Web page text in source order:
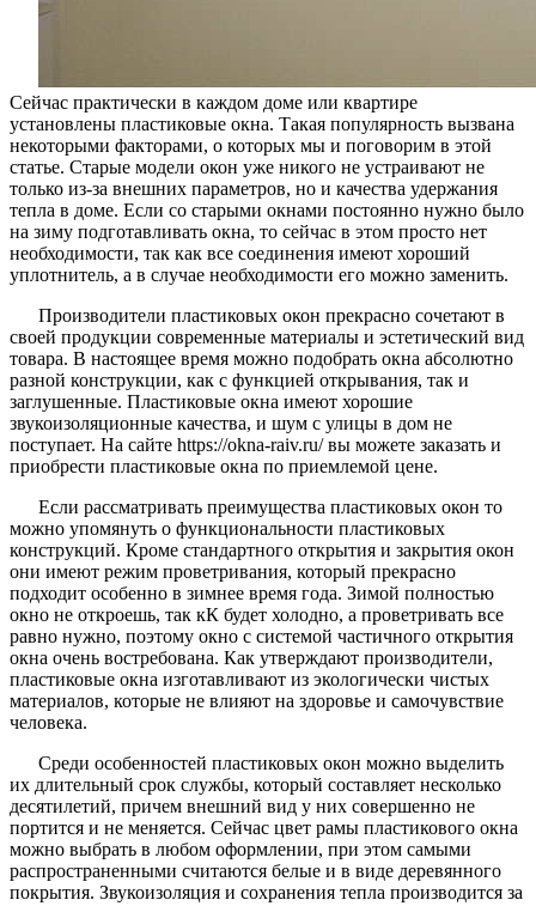
Сейчас практически в каждом доме или квартире
установлены пластиковые окна. Такая популярность вызвана
некоторыми факторами, о которых мы и поговорим в этой
статье. Старые модели окон уже никого не устраивают не
только из-за внешних параметров, но и качества удержания
тепла в доме. Если со старыми окнами постоянно нужно было
на зиму подготавливать окна, то сейчас в этом просто нет
необходимости, так как все соединения имеют хороший
уплотнитель, а в случае необходимости его можно заменить.
Производители пластиковых окон прекрасно сочетают в
своей продукции современные материалы и эстетический вид
товара. В настоящее время можно подобрать окна абсолютно
разной конструкции, как с функцией открывания, так и
заглушенные. Пластиковые окна имеют хорошие
звукоизоляционные качества, и шум с улицы в дом не
поступает. На сайте https://okna-raiv.ru/ вы можете заказать и
приобрести пластиковые окна по приемлемой цене.
Если рассматривать преимущества пластиковых окон то
можно упомянуть о функциональности пластиковых
конструкций. Кроме стандартного открытия и закрытия окон
они имеют режим проветривания, который прекрасно
подходит особенно в зимнее время года. Зимой полностью
окно не откроешь, так кК будет холодно, а проветривать все
равно нужно, поэтому окно с системой частичного открытия
окна очень востребована. Как утверждают производители,
пластиковые окна изготавливают из экологически чистых
материалов, которые не влияют на здоровье и самочувствие
человека.
Среди особенностей пластиковых окон можно выделить
их длительный срок службы, который составляет несколько
десятилетий, причем внешний вид у них совершенно не
портится и не меняется. Сейчас цвет рамы пластикового окна
можно выбрать в любом оформлении, при этом самыми
распространенными считаются белые и в виде деревянного
покрытия. Звукоизоляция и сохранения тепла производится за